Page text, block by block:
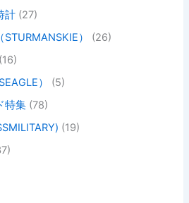
計 (27)
）
(26)
(16)
）
(5)
特集 (78)
(19)